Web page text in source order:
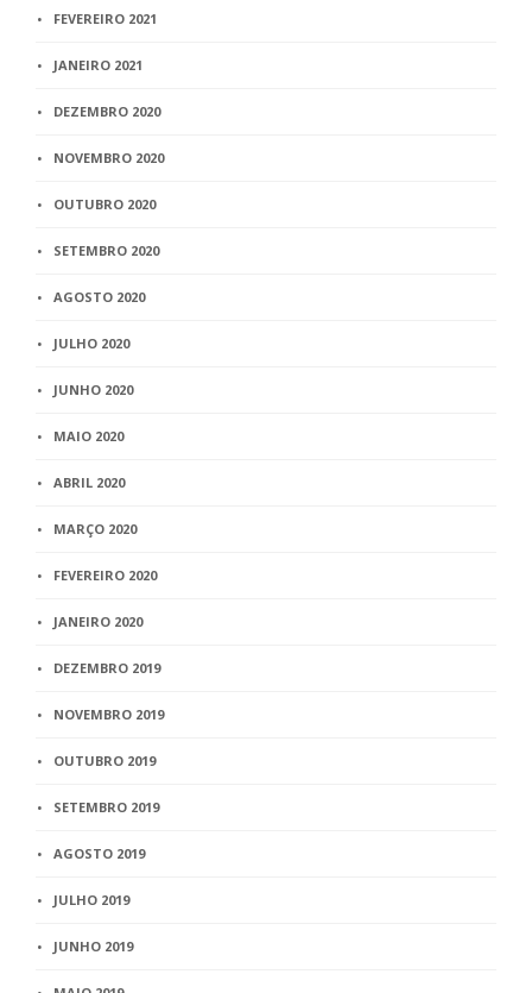
FEVEREIRO 2021
JANEIRO 2021
DEZEMBRO 2020
NOVEMBRO 2020
OUTUBRO 2020
SETEMBRO 2020
AGOSTO 2020
JULHO 2020
JUNHO 2020
MAIO 2020
ABRIL 2020
MARÇO 2020
FEVEREIRO 2020
JANEIRO 2020
DEZEMBRO 2019
NOVEMBRO 2019
OUTUBRO 2019
SETEMBRO 2019
AGOSTO 2019
JULHO 2019
JUNHO 2019